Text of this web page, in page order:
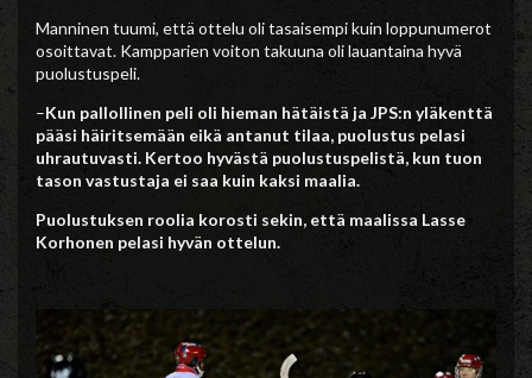
Manninen tuumi, että ottelu oli tasaisempi kuin loppunumerot
osoittavat. Kampparien voiton takuuna oli lauantaina hyvä
puolustuspeli.
–Kun pallollinen peli oli hieman hätäistä ja JPS:n yläkenttä
pääsi häiritsemään eikä antanut tilaa, puolustus pelasi
uhrautuvasti. Kertoo hyvästä puolustuspelistä, kun tuon
tason vastustaja ei saa kuin kaksi maalia.
Puolustuksen roolia korosti sekin, että maalissa Lasse
Korhonen pelasi hyvän ottelun.